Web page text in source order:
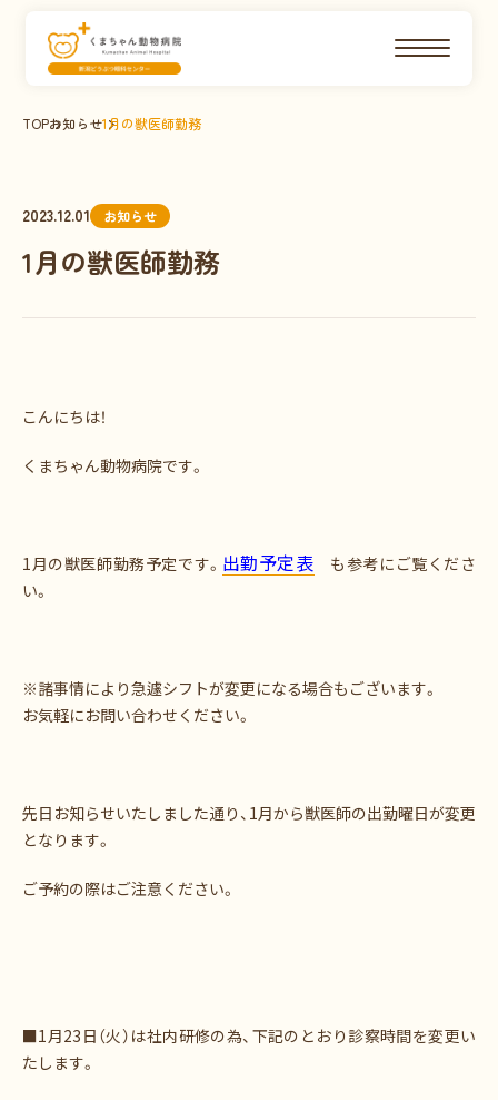
TOPお知らせ1月の獣医師勤務
2023.12.01 お知らせ
1月の獣医師勤務
こんにちは！
くまちゃん動物病院です。
1月の獣医師勤務予定です。 出勤予定表 も参考にご覧くださ
い。
※諸事情により急遽シフトが変更になる場合もございます。
お気軽にお問い合わせください。
先日お知らせいたしました通り、1月から獣医師の出勤曜日が変更
となります。
ご予約の際はご注意ください。
■1月23日（火）は社内研修の為、下記のとおり診察時間を変更い
たします。